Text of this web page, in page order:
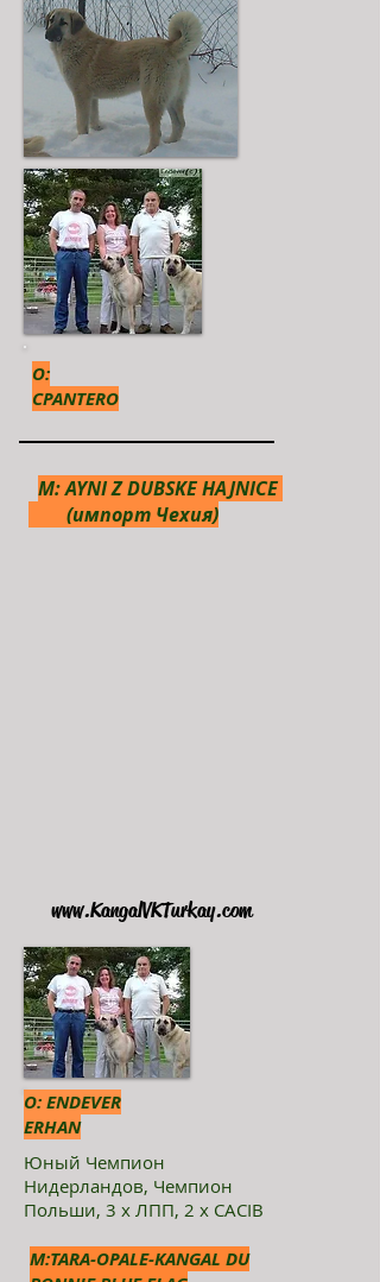
O:
CPANTERO
M: AYNI Z DUBSKE HAJNICE
(импорт Чехия)
www.KangalVKTurkay.com
O: ENDEVER
ERHAN
Юный Чемпион
Нидерландов, Чемпион
Польши, 3 х ЛПП, 2 х CACIB
M:TARA-OPALE-KANGAL DU